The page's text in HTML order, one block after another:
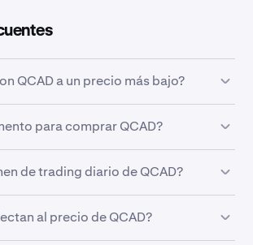
QCAD a un precio más bajo?
automáticamente si alcanza un
para comprar QCAD?
muchos traders prefieren aplicar el
a QCAD. Si usas compras
acumular QCAD en el tiempo de
del precio que
de trading diario de QCAD?
de $ 24.230.
al precio de QCAD?